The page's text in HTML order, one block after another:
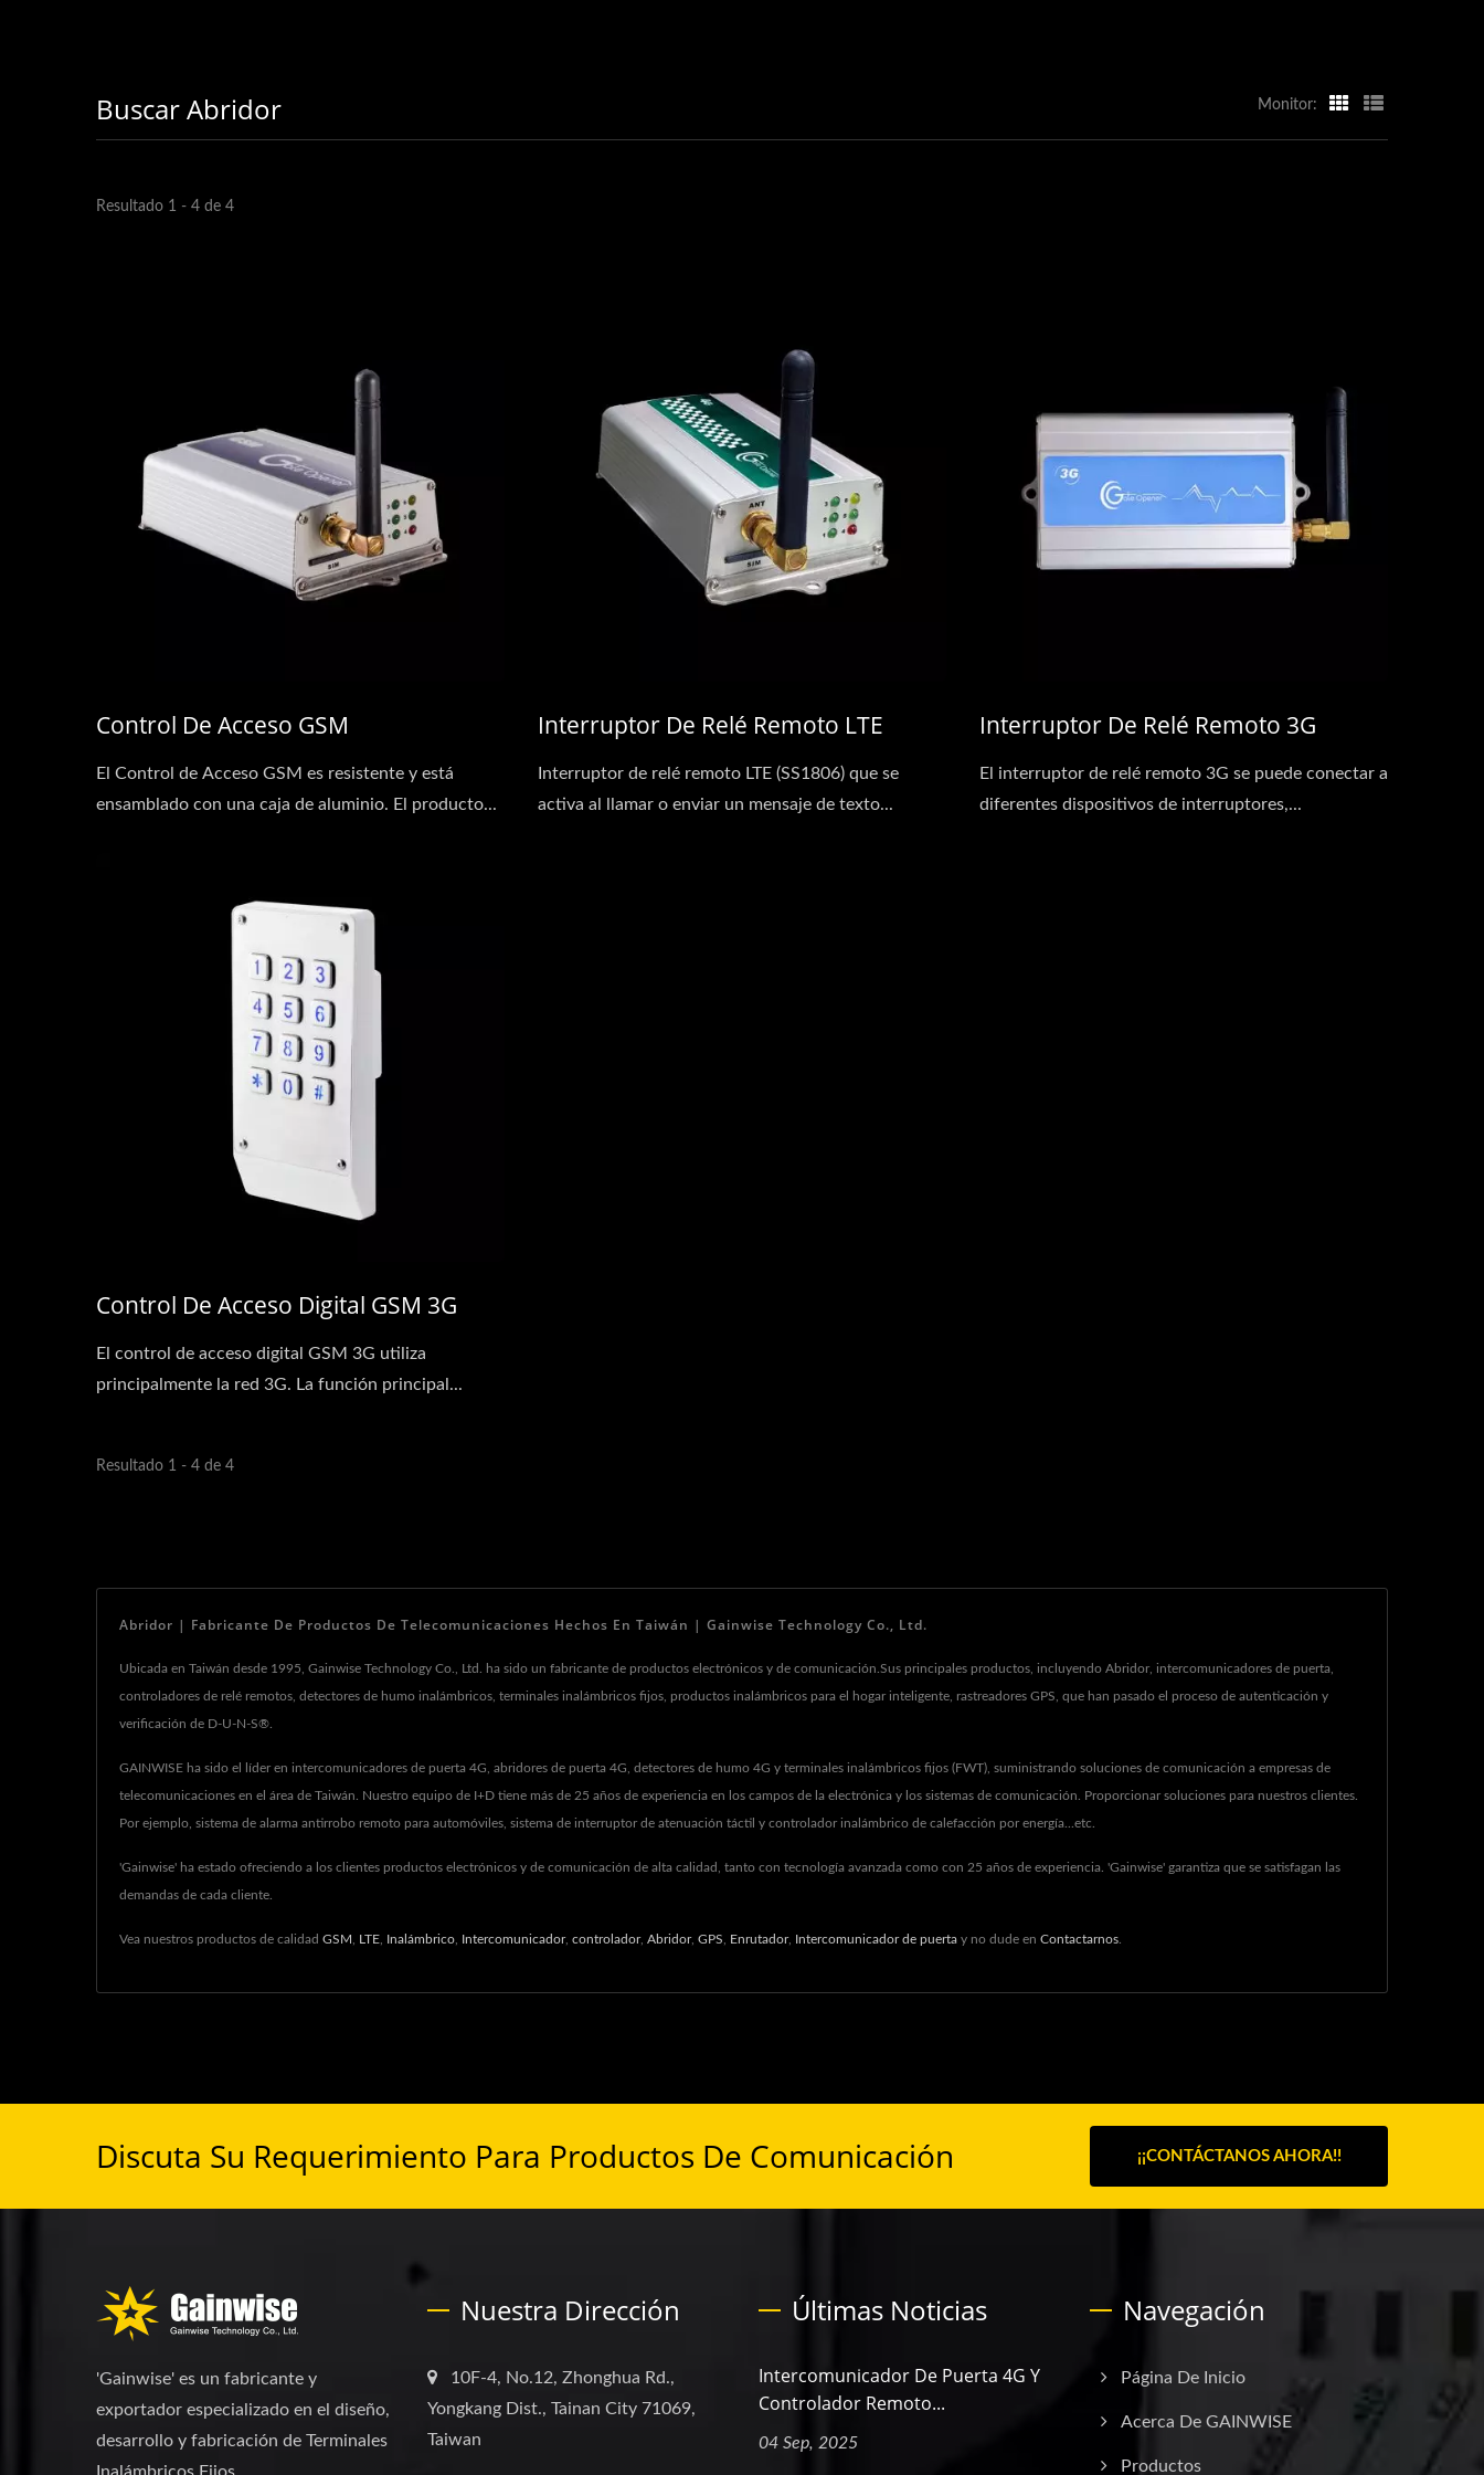
Buscar Abridor Monitor:
Resultado 1 - 4 de 4
Control De Acceso GSM
El Control de Acceso GSM es resistente y está
ensamblado con una caja de aluminio. El producto...
Interruptor De Relé Remoto LTE
Interruptor de relé remoto LTE (SS1806) que se
activa al llamar o enviar un mensaje de texto...
Interruptor De Relé Remoto 3G
El interruptor de relé remoto 3G se puede conectar a
diferentes dispositivos de interruptores,...
Control De Acceso Digital GSM 3G
El control de acceso digital GSM 3G utiliza
principalmente la red 3G. La función principal...
Resultado 1 - 4 de 4
Abridor | Fabricante De Productos De Telecomunicaciones Hechos En Taiwán | Gainwise Technology Co., Ltd.
Ubicada en Taiwán desde 1995, Gainwise Technology Co., Ltd. ha sido un fabricante de productos electrónicos y de comunicación.Sus principales productos, incluyendo Abridor, intercomunicadores de puerta,
controladores de relé remotos, detectores de humo inalámbricos, terminales inalámbricos fijos, productos inalámbricos para el hogar inteligente, rastreadores GPS, que han pasado el proceso de autenticación y
verificación de D-U-N-S®.
GAINWISE ha sido el líder en intercomunicadores de puerta 4G, abridores de puerta 4G, detectores de humo 4G y terminales inalámbricos fijos (FWT), suministrando soluciones de comunicación a empresas de
telecomunicaciones en el área de Taiwán. Nuestro equipo de I+D tiene más de 25 años de experiencia en los campos de la electrónica y los sistemas de comunicación. Proporcionar soluciones para nuestros clientes.
Por ejemplo, sistema de alarma antirrobo remoto para automóviles, sistema de interruptor de atenuación táctil y controlador inalámbrico de calefacción por energía...etc.
'Gainwise' ha estado ofreciendo a los clientes productos electrónicos y de comunicación de alta calidad, tanto con tecnología avanzada como con 25 años de experiencia. 'Gainwise' garantiza que se satisfagan las
demandas de cada cliente.
Vea nuestros productos de calidad GSM LTE Inalámbrico Intercomunicador, controlador, Abridor, GPS Enrutador, Intercomunicador de puerta y no dude en Contactarnos
Discuta Su Requerimiento Para Productos De Comunicación ¡¡CONTÁCTANOS AHORA!!
'Gainwise' es un fabricante y
exportador especializado en el diseño,
desarrollo y fabricación de Terminales
Nuestra Dirección
10F-4, No.12, Zhonghua Rd.,
Yongkang Dist., Tainan City 71069,
Taiwan
Últimas Noticias
Intercomunicador De Puerta 4G Y
Controlador Remoto...
04 Sep, 2025
Navegación
Página De Inicio
Acerca De GAINWISE
Productos